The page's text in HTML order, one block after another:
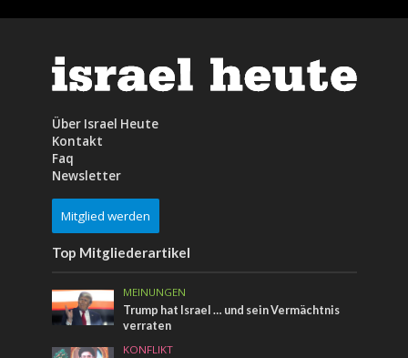
Über Israel Heute
Kontakt
Faq
Newsletter
Mitglied werden
Top Mitgliederartikel
MEINUNGEN
Trump hat Israel … und sein Vermächtnis
verraten
KONFLIKT